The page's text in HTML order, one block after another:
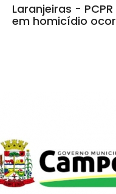
Laranjeiras -
em homicídio